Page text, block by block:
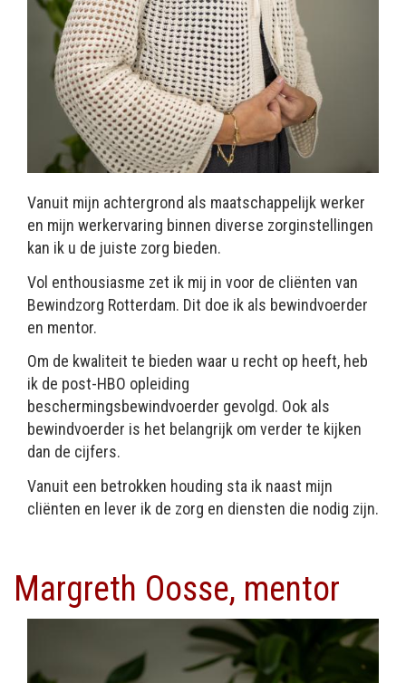
Vanuit mijn achtergrond als maatschappelijk werker
en mijn werkervaring binnen diverse zorginstellingen
kan ik u de juiste zorg bieden.
Vol enthousiasme zet ik mij in voor de cliënten van
Bewindzorg Rotterdam. Dit doe ik als bewindvoerder
en mentor.
Om de kwaliteit te bieden waar u recht op heeft, heb
ik de post-HBO opleiding
beschermingsbewindvoerder gevolgd. Ook als
bewindvoerder is het belangrijk om verder te kijken
dan de cijfers.
Vanuit een betrokken houding sta ik naast mijn
cliënten en lever ik de zorg en diensten die nodig zijn.
Margreth Oosse, mentor